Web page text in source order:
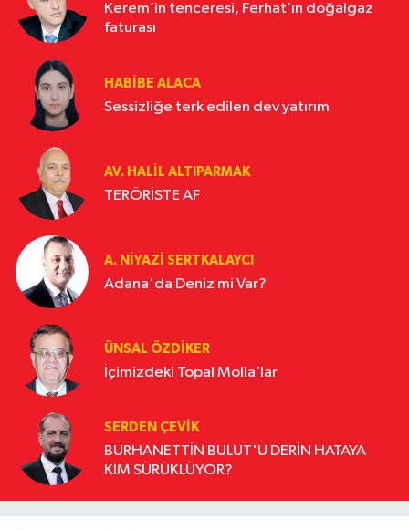
Kerem’in tenceresi, Ferhat’ın doğalgaz
faturası
HABIBE ALACA
Sessizliğe terk edilen dev yatırım
AV. HALIL ALTIPARMAK
TERÖRİSTE AF
A. NIYAZI SERTKALAYCI
Adana'da Deniz mi Var?
ÜNSAL ÖZDIKER
İçimizdeki Topal Molla’lar
SERDEN ÇEVIK
BURHANETTİN BULUT'U DERİN HATAYA
KİM SÜRÜKLÜYOR?